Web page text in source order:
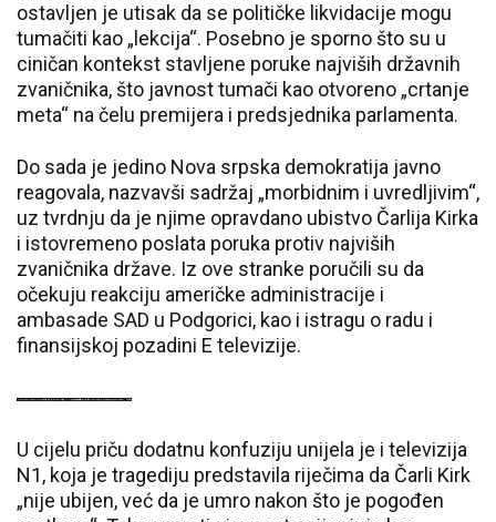
ostavljen je utisak da se političke likvidacije mogu
tumačiti kao „lekcija“. Posebno je sporno što su u
ciničan kontekst stavljene poruke najviših državnih
zvaničnika, što javnost tumači kao otvoreno „crtanje
meta“ na čelu premijera i predsjednika parlamenta.
Do sada je jedino Nova srpska demokratija javno
reagovala, nazvavši sadržaj „morbidnim i uvredljivim“,
uz tvrdnju da je njime opravdano ubistvo Čarlija Kirka
i istovremeno poslata poruka protiv najviših
zvaničnika države. Iz ove stranke poručili su da
očekuju reakciju američke administracije i
ambasade SAD u Podgorici, kao i istragu o radu i
finansijskoj pozadini E televizije.
U cijelu priču dodatnu konfuziju unijela je i televizija
N1, koja je tragediju predstavila riječima da Čarli Kirk
„nije ubijen, već da je umro nakon što je pogođen